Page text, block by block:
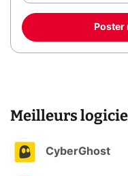
Poster
Meilleurs
CyberGhost